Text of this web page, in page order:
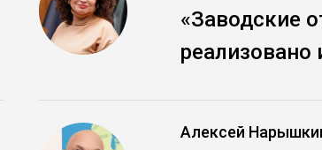
«Заводские
реализовано
Алексей